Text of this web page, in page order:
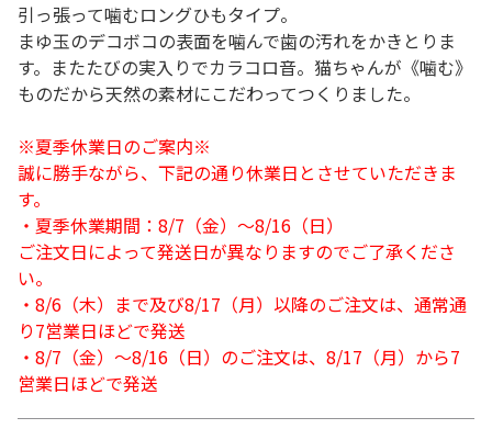
引っ張って噛むロングひもタイプ。
まゆ玉のデコボコの表面を噛んで歯の汚れをかきとりま
す。またたびの実入りでカラコロ音。猫ちゃんが《噛む》
ものだから天然の素材にこだわってつくりました。
※夏季休業日のご案内※
誠に勝手ながら、下記の通り休業日とさせていただきま
す。
・夏季休業期間：8/7（金）～8/16（日）
ご注文日によって発送日が異なりますのでご了承くださ
い。
・8/6（木）まで及び8/17（月）以降のご注文は、通常通
り7営業日ほどで発送
・8/7（金）～8/16（日）のご注文は、8/17（月）から7
営業日ほどで発送